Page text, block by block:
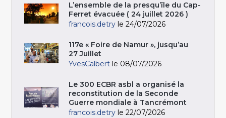
L’ensemble de la presqu’île du Cap-
Ferret évacuée ( 24 juillet 2026 )
francois.detry le 24/07/2026
117e « Foire de Namur », jusqu’au
27 Juillet
YvesCalbert le 08/07/2026
Le 300 ECBR asbl a organisé la
reconstitution de la Seconde
Guerre mondiale à Tancrémont
francois.detry le 22/07/2026